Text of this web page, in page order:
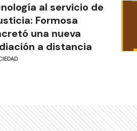
al servicio de
Formosa
una nueva
a distancia